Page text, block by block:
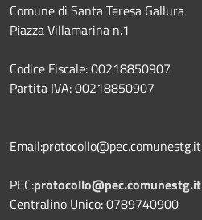
Comune di Santa Teresa Gallura
Piazza Villamarina n.1
Codice Fiscale: 00218850907
Partita IVA: 00218850907
Email:protocollo@pec.comunestg.it
PEC:protocollo@pec.comunestg.it
Centralino Unico: 0789740900